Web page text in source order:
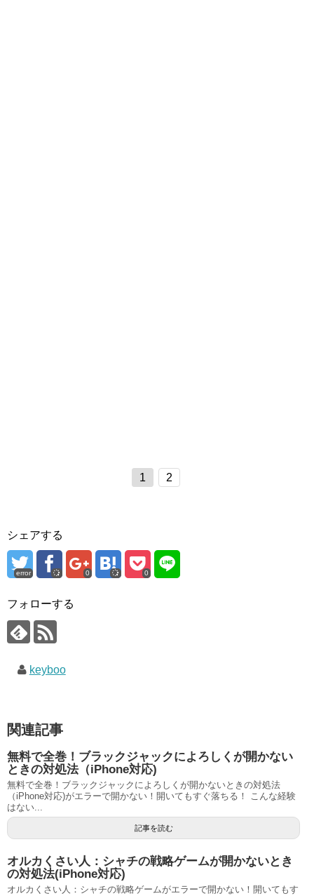
1 2
シェアする
error 0 0
フォローする
keyboo
関連記事
無料で全巻！ブラックジャックによろしくが開かない
ときの対処法（iPhone対応)
無料で全巻！ブラックジャックによろしくが開かないときの対処法
（iPhone対応)がエラーで開かない！開いてもすぐ落ちる！ こんな経験
はない...
記事を読む
オルカくさい人：シャチの戦略ゲームが開かないとき
の対処法(iPhone対応)
オルカくさい人：シャチの戦略ゲームがエラーで開かない！開いてもす